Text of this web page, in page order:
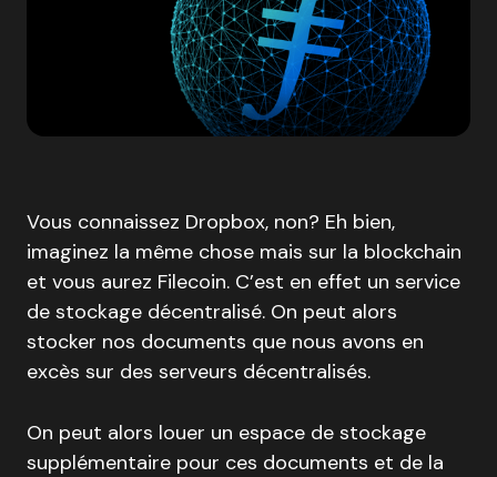
Vous connaissez Dropbox, non? Eh bien,
imaginez la même chose mais sur la blockchain
et vous aurez Filecoin. C’est en effet un service
de stockage décentralisé. On peut alors
stocker nos documents que nous avons en
excès sur des serveurs décentralisés.
On peut alors louer un espace de stockage
supplémentaire pour ces documents et de la